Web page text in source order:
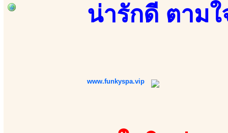
น่ารักดี ตามใ
www.funkyspa.vip